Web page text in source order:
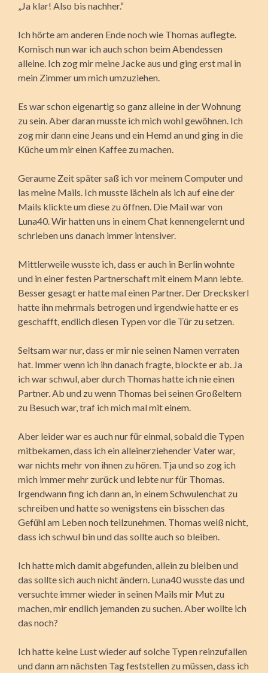
„Ja klar! Also bis nachher.“
Ich hörte am anderen Ende noch wie Thomas auflegte.
Komisch nun war ich auch schon beim Abendessen
alleine. Ich zog mir meine Jacke aus und ging erst mal in
mein Zimmer um mich umzuziehen.
Es war schon eigenartig so ganz alleine in der Wohnung
zu sein. Aber daran musste ich mich wohl gewöhnen. Ich
zog mir dann eine Jeans und ein Hemd an und ging in die
Küche um mir einen Kaffee zu machen.
Geraume Zeit später saß ich vor meinem Computer und
las meine Mails. Ich musste lächeln als ich auf eine der
Mails klickte um diese zu öffnen. Die Mail war von
Luna40. Wir hatten uns in einem Chat kennengelernt und
schrieben uns danach immer intensiver.
Mittlerweile wusste ich, dass er auch in Berlin wohnte
und in einer festen Partnerschaft mit einem Mann lebte.
Besser gesagt er hatte mal einen Partner. Der Dreckskerl
hatte ihn mehrmals betrogen und irgendwie hatte er es
geschafft, endlich diesen Typen vor die Tür zu setzen.
Seltsam war nur, dass er mir nie seinen Namen verraten
hat. Immer wenn ich ihn danach fragte, blockte er ab. Ja
ich war schwul, aber durch Thomas hatte ich nie einen
Partner. Ab und zu wenn Thomas bei seinen Großeltern
zu Besuch war, traf ich mich mal mit einem.
Aber leider war es auch nur für einmal, sobald die Typen
mitbekamen, dass ich ein alleinerziehender Vater war,
war nichts mehr von ihnen zu hören. Tja und so zog ich
mich immer mehr zurück und lebte nur für Thomas.
Irgendwann fing ich dann an, in einem Schwulenchat zu
schreiben und hatte so wenigstens ein bisschen das
Gefühl am Leben noch teilzunehmen. Thomas weiß nicht,
dass ich schwul bin und das sollte auch so bleiben.
Ich hatte mich damit abgefunden, allein zu bleiben und
das sollte sich auch nicht ändern. Luna40 wusste das und
versuchte immer wieder in seinen Mails mir Mut zu
machen, mir endlich jemanden zu suchen. Aber wollte ich
das noch?
Ich hatte keine Lust wieder auf solche Typen reinzufallen
und dann am nächsten Tag feststellen zu müssen, dass ich